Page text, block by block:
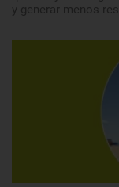
y generar menos